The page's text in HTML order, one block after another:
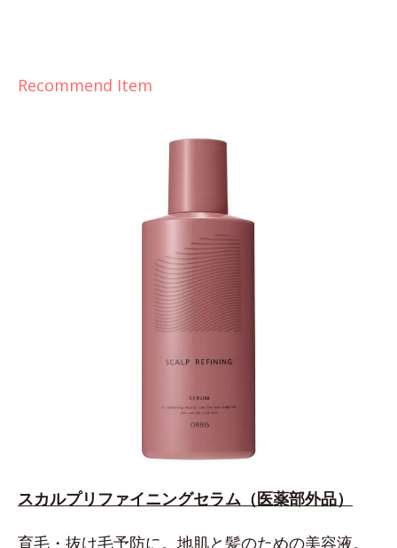
Recommend Item
スカルプリファイニングセラム（医薬部外品）
育毛・抜け毛予防に。地肌と髪のための美容液。